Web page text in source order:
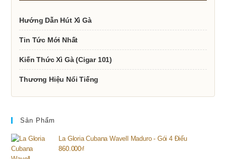
Hướng Dẫn Hút Xì Gà
Tin Tức Mới Nhất
Kiến Thức Xì Gà (Cigar 101)
Thương Hiệu Nổi Tiếng
Sản Phẩm
La Gloria Cubana Wavell Maduro - Gói 4 Điếu
860.000₫